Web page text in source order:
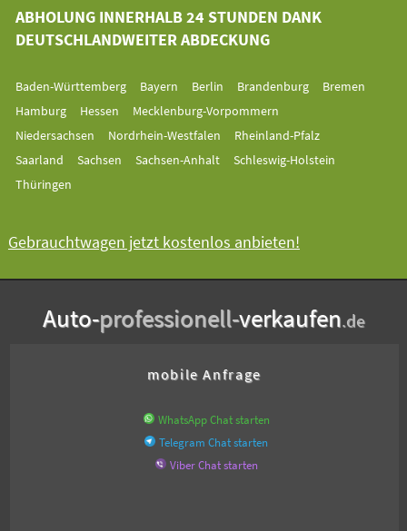
ABHOLUNG INNERHALB 24 STUNDEN DANK
DEUTSCHLANDWEITER ABDECKUNG
Baden-Württemberg Bayern Berlin Brandenburg
Bremen
Hamburg
Hessen
Mecklenburg-Vorpommern
Niedersachsen
Nordrhein-Westfalen
Rheinland-Pfalz
Saarland
Sachsen Sachsen-Anhalt
Schleswig-Holstein
Thüringen
Gebrauchtwagen jetzt kostenlos anbieten!
Auto-professionell-verkaufen.de
mobile Anfrage
WhatsApp Chat starten
Telegram Chat starten
Viber Chat starten